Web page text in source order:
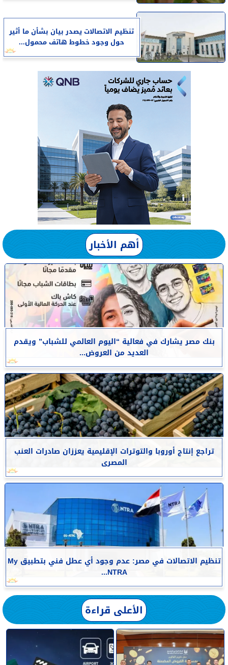
تنظيم الاتصالات يصدر بيان بشأن ما أثير
حول وجود خطوط هاتف محمول...
أهم الأخبار
بنك مصر يشارك في فعالية “اليوم العالمي للشباب” ويقدم
العديد من العروض...
تراجع إنتاج أوروبا والتوترات الإقليمية يعززان صادرات العنب
المصرى
تنظيم الاتصالات في مصر: عدم وجود أي عطل فني بتطبيق My
NTRA...
الأعلى قراءة